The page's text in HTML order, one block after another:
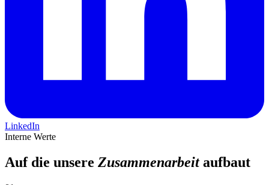
LinkedIn
Interne Werte
Auf die unsere Zusammenarbeitaufbaut